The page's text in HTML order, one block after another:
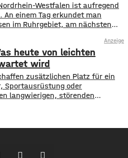
Westfalen ist aufregend
einem Tag erkundet man
im Ruhrgebiet, am nächsten
ist gefragt, aber gute
mit Kindern unterwegs ist,
gewappnet sein
Anzeige
heute von leichten
wird
zusätzlichen Platz für ein
Sportausrüstung oder
langwierigen, störenden